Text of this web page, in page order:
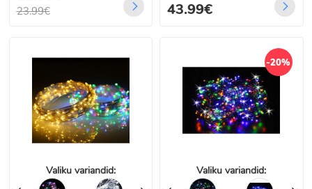
23.99€ 43.99€
Valiku variandid:
-20%
Valiku variandid: